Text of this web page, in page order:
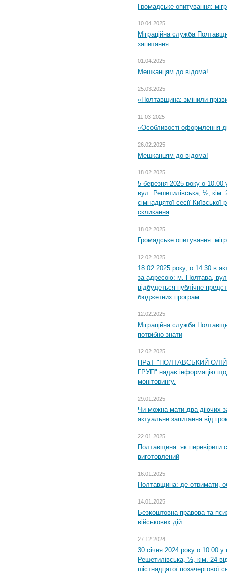
Громадське опитування:
10.04.2025
Міграційна служба
запитання
01.04.2025
Мешканцям до відома!
25.03.2025
«Полтавщина: змінили
11.03.2025
«Особливості оформлення
26.02.2025
Мешканцям до відома!
18.02.2025
5 березня 2025 року о 10.00
вул. Решетилівська, ½, кім.
сімнадцятої сесії
скликання
18.02.2025
Громадське опитування:
12.02.2025
18.02.2025 року, о 14.30 в
за адресою: м. Полтава,
відбудеться публічне
бюджетних програм
12.02.2025
Міграційна служба
потрібно знати
12.02.2025
ПРаТ "ПОЛТАВСЬКИЙ
ГРУП" надає інформацію
моніторингу.
29.01.2025
Чи можна мати два діючих
актуальне запитання від
22.01.2025
Полтавщина: як перевірити
виготовлений
16.01.2025
Полтавщина: де отримати,
14.01.2025
Безкоштовна правова та
військових дій
27.12.2024
30 січня 2024 року о 10.00 у
Решетилівська, ½, кім. 24
шістнадцятої позачергової